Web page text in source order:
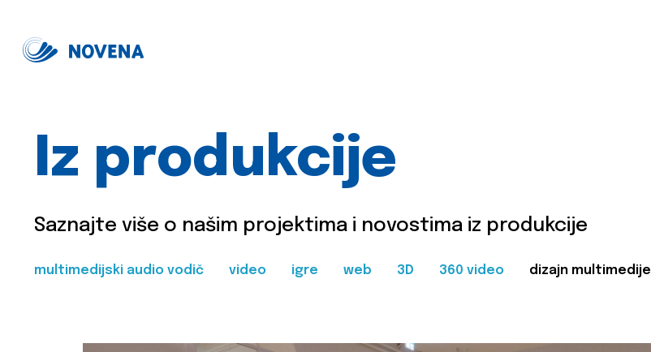
Iz produkcije
Saznajte više o našim projektima i novostima iz produkcije
multimedijski audio vodič video igre web 3D 360 video dizajn multimedije